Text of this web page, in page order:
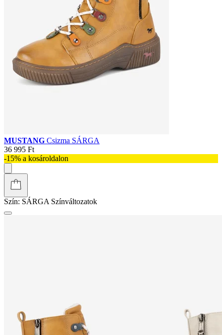
MUSTANG Csizma SÁRGA
36 995 Ft
-15% a kosároldalon
Szín: SÁRGA Színváltozatok